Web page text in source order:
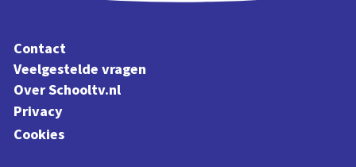
Contact
Veelgestelde vragen
Over Schooltv.nl
Privacy
Cookies